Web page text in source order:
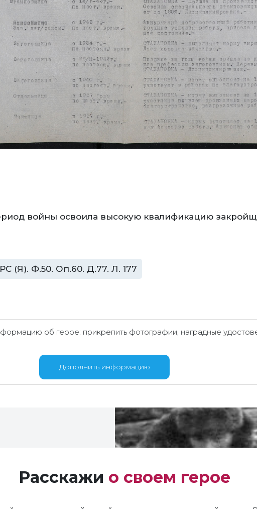
войны освоила высокую квалификацию
(Я). Ф.50. Оп.60. Д.77. Л. 177
об герое: прикрепить фотографии, наградные
Дополнить информацию
Расскажи о своем герое